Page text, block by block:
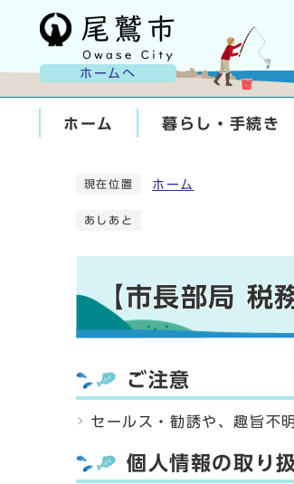
ホームへ
ホーム 暮らし・手続き
現在位置 ホーム
あしあと
【市長部局 税
ご注意
セールス・勧誘や、趣旨不
個人情報の取り